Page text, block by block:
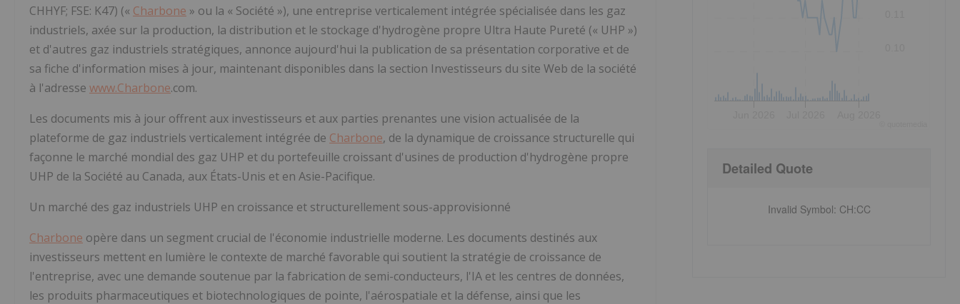
CHHYF; FSE: K47) (« Charbone » ou la « Société »), une entreprise verticalement intégrée spécialisée dans les gaz
industriels, axée sur la production, la distribution et le stockage d'hydrogène propre Ultra Haute Pureté (« UHP »)
et d'autres gaz industriels stratégiques, annonce aujourd'hui la publication de sa présentation corporative et de
sa fiche d'information mises à jour, maintenant disponibles dans la section Investisseurs du site Web de la société
à l'adresse www.Charbone.com.
Les documents mis à jour offrent aux investisseurs et aux parties prenantes une vision actualisée de la
plateforme de gaz industriels verticalement intégrée de Charbone, de la dynamique de croissance structurelle qui
façonne le marché mondial des gaz UHP et du portefeuille croissant d'usines de production d'hydrogène propre
UHP de la Société au Canada, aux États-Unis et en Asie-Pacifique.
Un marché des gaz industriels UHP en croissance et structurellement sous-approvisionné
Charbone opère dans un segment crucial de l'économie industrielle moderne. Les documents destinés aux
investisseurs mettent en lumière le contexte de marché favorable qui soutient la stratégie de croissance de
l'entreprise, avec une demande soutenue par la fabrication de semi-conducteurs, l'IA et les centres de données,
les produits pharmaceutiques et biotechnologiques de pointe, l'aérospatiale et la défense, ainsi que les
Detailed Quote
Invalid Symbol: CH:CC